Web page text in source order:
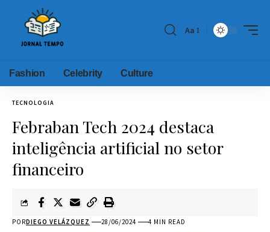
Aa
Fashion Celebrity Culture
TECNOLOGIA
Febraban Tech 2024 destaca
inteligência artificial no setor
financeiro
PORDIEGO VELÁZQUEZ 28/06/2024 4 MIN READ